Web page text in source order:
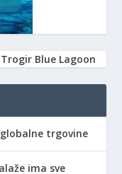
Trogir Blue Lagoon
trgovine
ima sve